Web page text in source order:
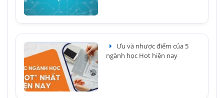
Ưu và nhược điểm của 5
ngành học Hot hiện nay